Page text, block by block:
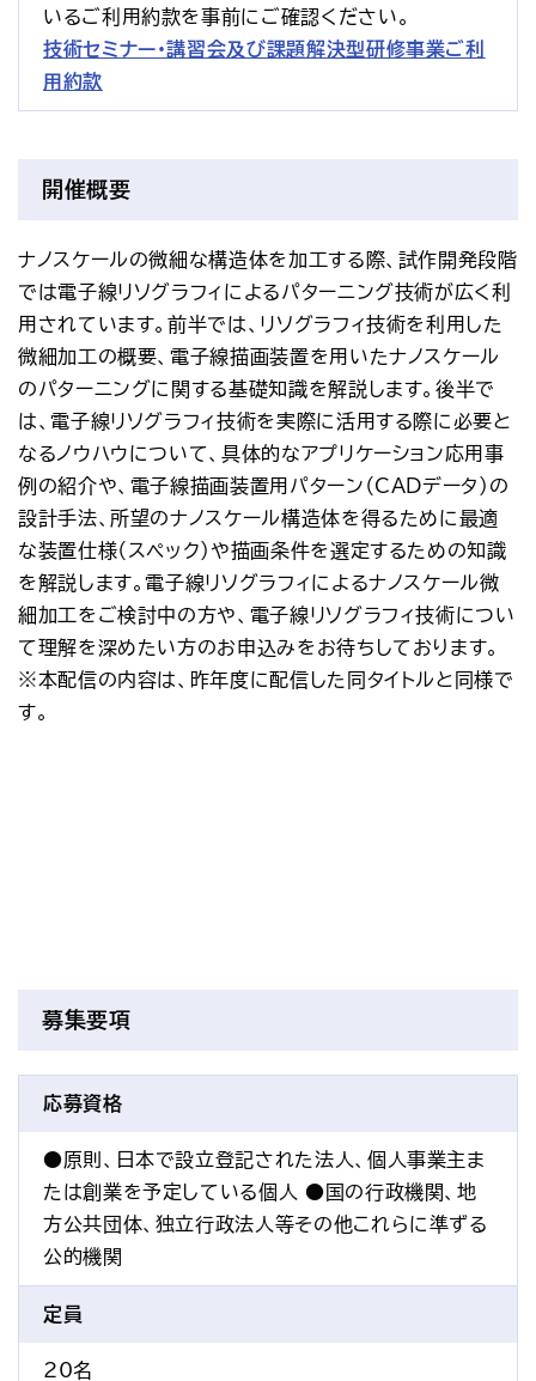
いるご利用約款を事前にご確認ください。
技術セミナー・講習会及び課題解決型研修事業ご利
用約款
開催概要
ナノスケールの微細な構造体を加工する際、試作開発段階
では電子線リソグラフィによるパターニング技術が広く利
用されています。前半では、リソグラフィ技術を利用した
微細加工の概要、電子線描画装置を用いたナノスケール
のパターニングに関する基礎知識を解説します。後半で
は、電子線リソグラフィ技術を実際に活用する際に必要と
なるノウハウについて、具体的なアプリケーション応用事
例の紹介や、電子線描画装置用パターン（CADデータ）の
設計手法、所望のナノスケール構造体を得るために最適
な装置仕様（スペック）や描画条件を選定するための知識
を解説します。電子線リソグラフィによるナノスケール微
細加工をご検討中の方や、電子線リソグラフィ技術につい
て理解を深めたい方のお申込みをお待ちしております。
※本配信の内容は、昨年度に配信した同タイトルと同様で
す。
募集要項
応募資格
●原則、日本で設立登記された法人、個人事業主ま
たは創業を予定している個人 ●国の行政機関、地
方公共団体、独立行政法人等その他これらに準ずる
公的機関
定員
20名